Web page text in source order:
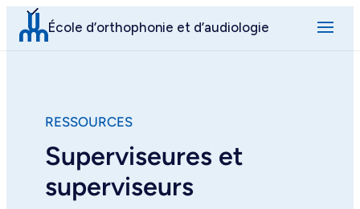
Aller
au
École d’orthophonie et d’audiologie
RESSOURCES
Superviseures et
superviseurs